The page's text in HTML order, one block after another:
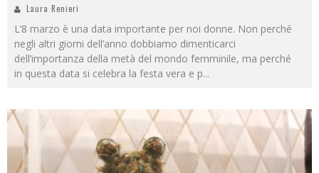
Laura Renieri
L’8 marzo è una data importante per noi donne. Non perché
negli altri giorni dell’anno dobbiamo dimenticarci
dell’importanza della metà del mondo femminile, ma perché
in questa data si celebra la festa vera e p...